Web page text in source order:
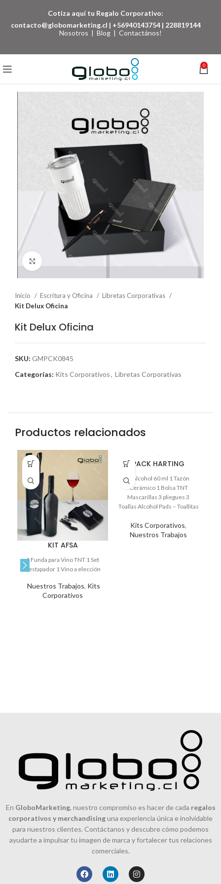
Cotiza aquí tu Regalo Corporativo:
contacto@globomarketing.cl | +56940143754 | 228819144
Nosotros | Blog | Contactános!
0
Inicio Escritura y Oficina
Libretas Corporativas
Kit Delux Oficina
Kit Delux Oficina
SKU: GMPCK0845
Categorías: Kits Corporativos, Libretas Corporativas
Productos relacionados
KIT AFSA
Nuestros Trabajos, Kits
Corporativos
1 Funda para Vino TNT 1 Set
Destapador 1 Vino a elección
PACK HARTING
Kits Corporativos,
Nuestros Trabajos
1 Alcohol 60 ml 1 Tazón
Cerámico 1 Bolsa TNT
Mascarillas 3 pliegues 3
Toallas Alcohol Pads – Toallitas
En GloboMarketing, nuestro compromiso es hacer de cada regalos
corporativos y merchandisinguna experiencia única e inolvidable
para nuestros clientes. Contáctanos y descubre cómo podemos
ayudarte a impulsar tu imagen de marca y fortalecer tus relaciones
comerciales.